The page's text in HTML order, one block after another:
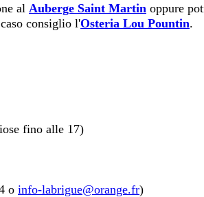
al Auberge Saint Martin oppure
consiglio l'Osteria Lou Pountin.
fino alle 17)
o info-labrigue@orange.fr)